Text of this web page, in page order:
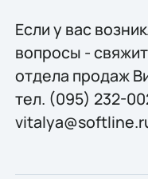
Если у вас
вопросы -
отдела продаж
тел. (095) 232-